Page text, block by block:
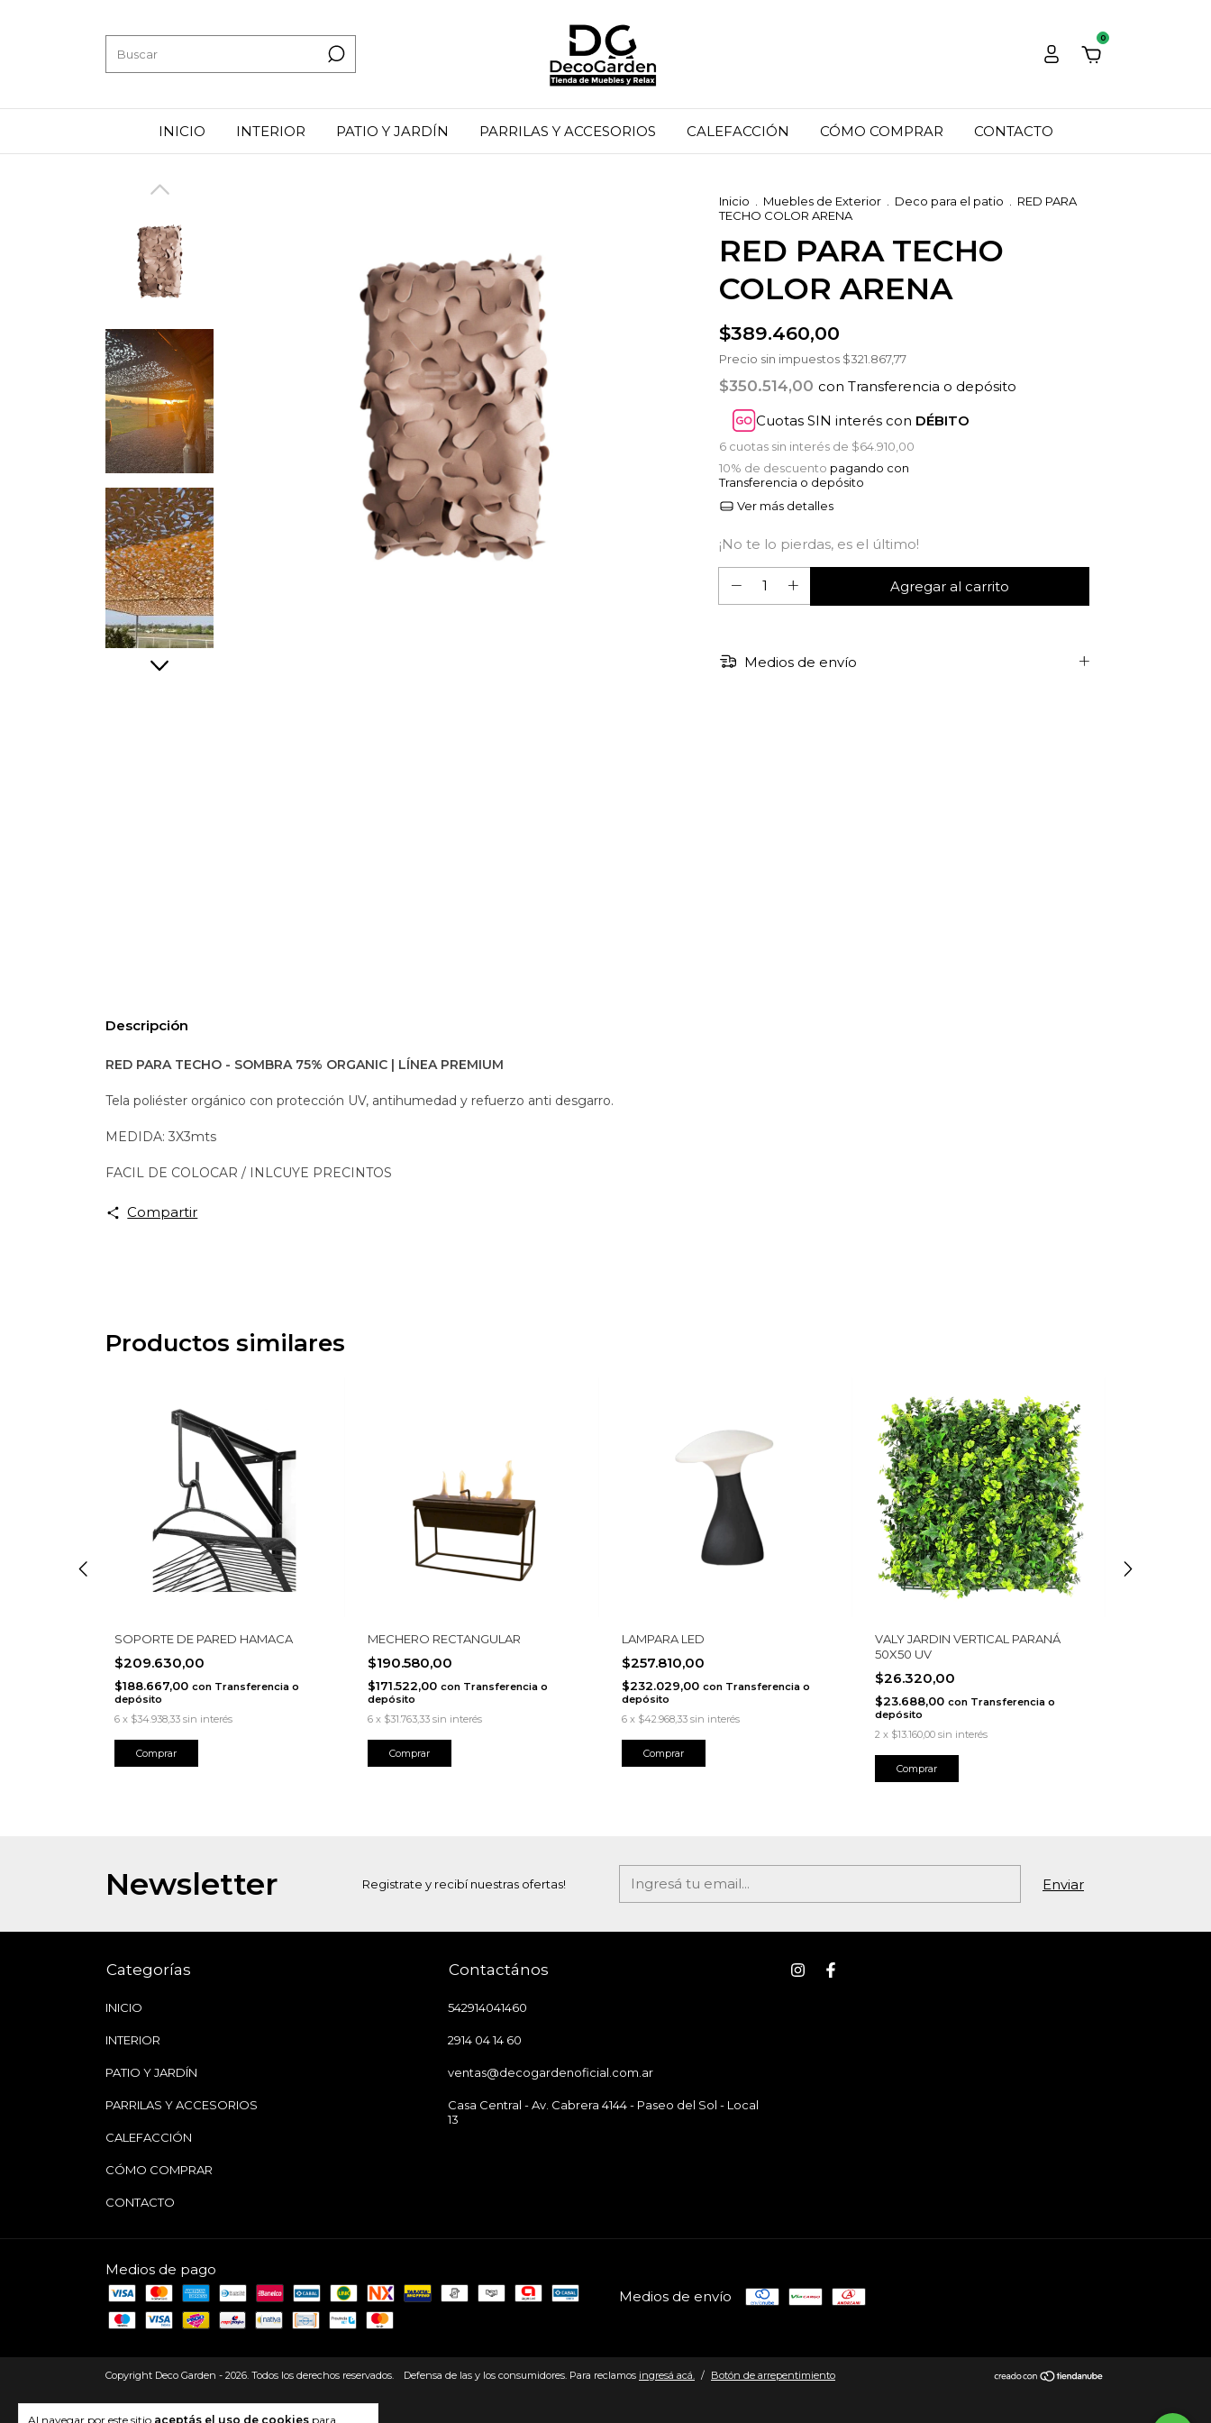
0
INICIO INTERIOR PATIO Y JARDÍN PARRILAS Y ACCESORIOS CALEFACCIÓN CÓMO COMPRAR CONTACTO
Al navegar por este sitio aceptás el uso de cookies para
Inicio Muebles de Exterior Deco para el patio
RED PARA
TECHO COLOR ARENA
RED PARA TECHO
COLOR ARENA
$389.460,00
Precio sin impuestos $321.867,77
$350.514,00 con Transferencia o depósito
Cuotas SIN interés con DÉBITO
6 cuotas sin interés de $64.910,00
10% de descuento pagando con
Transferencia o depósito
Ver más detalles
¡No te lo pierdas, es el último!
Medios de envío
Descripción
RED PARA TECHO - SOMBRA 75% ORGANIC | LÍNEA PREMIUM
Tela poliéster orgánico con protección UV, antihumedad y refuerzo anti desgarro.
MEDIDA: 3X3mts
FACIL DE COLOCAR / INLCUYE PRECINTOS
Compartir
Productos similares
SOPORTE DE PARED HAMACA
$209.630,00
$188.667,00 con Transferencia o
depósito
6 x $34.938,33 sin interés
MECHERO RECTANGULAR
$190.580,00
$171.522,00con Transferencia o
depósito
6 x $31.763,33 sin interés
LAMPARA LED
$257.810,00
$232.029,00 con Transferencia o
depósito
6 x $42.968,33 sin interés
VALY JARDIN VERTICAL PARANÁ
50X50 UV
$26.320,00
$23.688,00 con Transferencia o
depósito
2 x $13.160,00 sin interés
Newsletter Registrate y recibí nuestras ofertas!
Categorías
INICIO
INTERIOR
PATIO Y JARDÍN
PARRILAS Y ACCESORIOS
CALEFACCIÓN
CÓMO COMPRAR
CONTACTO
Contactános
542914041460
2914 04 14 60
ventas@decogardenoficial.com.ar
Casa Central - Av. Cabrera 4144 - Paseo del Sol - Local
13
Medios de pago
Medios de envío
Copyright Deco Garden - 2026. Todos los derechos reservados. Defensa de las y los consumidores. Para reclamos ingresá acá. / Botón de arrepentimiento